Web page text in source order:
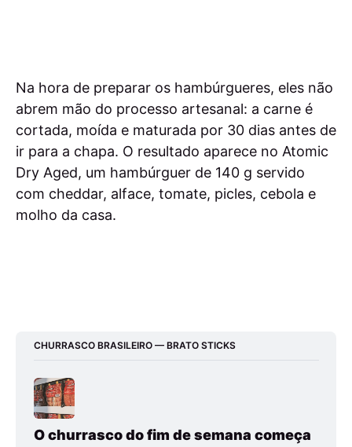
Na hora de preparar os hambúrgueres, eles não
abrem mão do processo artesanal: a carne é
cortada, moída e maturada por 30 dias antes de
ir para a chapa. O resultado aparece no Atomic
Dry Aged, um hambúrguer de 140 g servido
com cheddar, alface, tomate, picles, cebola e
molho da casa.
CHURRASCO BRASILEIRO — BRATO STICKS
O churrasco do fim de semana começa